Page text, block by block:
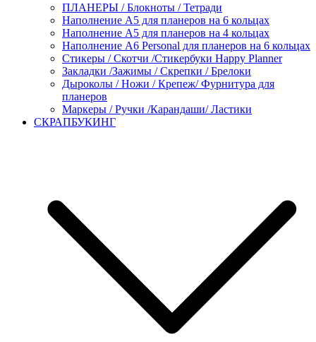
ПЛАНЕРЫ / Блокноты / Тетради
Наполнение А5 для планеров на 6 кольцах
Наполнение А5 для планеров на 4 кольцах
Наполнение А6 Personal для планеров на 6 кольцах
Стикеры / Скотчи /Стикербуки Happy Planner
Закладки /Зажимы / Скрепки / Брелоки
Дыроколы / Ножи / Крепеж/ Фурнитура для
планеров
Маркеры / Ручки /Карандаши/ Ластики
СКРАПБУКИНГ